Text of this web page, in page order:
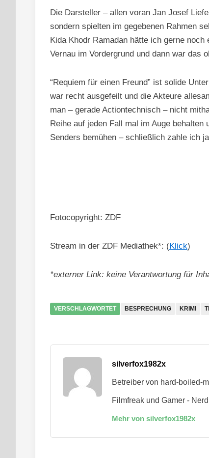
Die Darsteller – allen voran Jan Josef
sondern spielten im gegebenen Rahmen
Kida Khodr Ramadan hätte ich gerne
Vernau im Vordergrund und dann war das
“Requiem für einen Freund” ist solide
war recht ausgefeilt und die Akteure
man – gerade Actiontechnisch – nicht
Reihe auf jeden Fall mal im Auge
Senders bemühen – schließlich zahle ich
Fotocopyright: ZDF
Stream in der ZDF Mediathek*: (Klick)
*externer Link: keine Verantwortung für
VERSCHLAGWORTET BESPRECHUNG KRIMI
silverfox1982x
Betreiber von hard-boiled-
Filmfreak und Gamer -
Mehr von silverfox1982x